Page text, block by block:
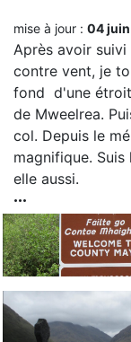
mise à jour : 04
Après avoir
contre vent, je
fond d'une
de Mweelrea.
col. Depuis le
magnifique.
elle aussi.